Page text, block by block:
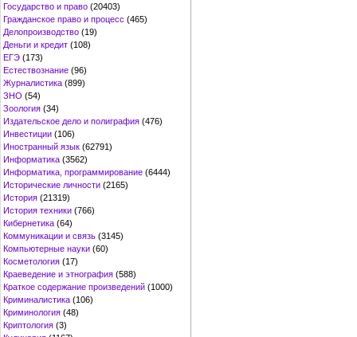
Государство и право (20403)
Гражданское право и процесс (465)
Делопроизводство (19)
Деньги и кредит (108)
ЕГЭ (173)
Естествознание (96)
Журналистика (899)
ЗНО (54)
Зоология (34)
Издательское дело и полиграфия (476)
Инвестиции (106)
Иностранный язык (62791)
Информатика (3562)
Информатика, программирование (6444)
Исторические личности (2165)
История (21319)
История техники (766)
Кибернетика (64)
Коммуникации и связь (3145)
Компьютерные науки (60)
Косметология (17)
Краеведение и этнография (588)
Краткое содержание произведений (1000)
Криминалистика (106)
Криминология (48)
Криптология (3)